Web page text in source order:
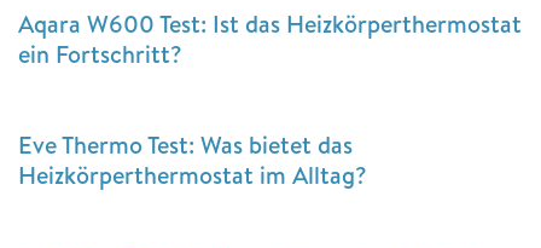
Aqara W600 Test: Ist das Heizkörperthermostat
ein Fortschritt?
Eve Thermo Test: Was bietet das
Heizkörperthermostat im Alltag?